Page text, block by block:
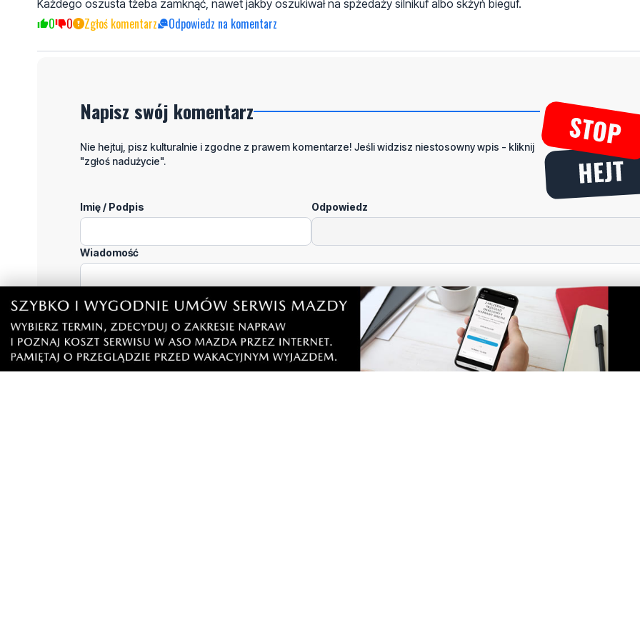
Każdego oszusta tżeba zamknąć, nawet jakby oszukiwał na spżedaży silnikuf albo skżyń bieguf.
0 0 Zgłoś komentarz Odpowiedz na komentarz
Napisz swój komentarz
Nie hejtuj, pisz kulturalnie i zgodne z prawem komentarze! Jeśli widzisz niestosowny wpis - kliknij
"zgłoś nadużycie".
Imię / Podpis Odpowiedz
Wiadomość